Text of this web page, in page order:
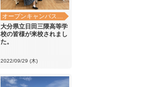
オープンキャンパス・学校見学
大分県立日田三隈高等学
校の皆様が来校されまし
た。
2022/09/29 (木)